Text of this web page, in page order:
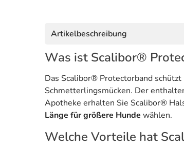
Artikelbeschreibung
Was ist Scalibor®
Das Scalibor® Protectorband
Schmetterlingsmücken. Der
Apotheke erhalten Sie Scalibor®
Länge für größere Hunde wählen.
Welche Vorteile hat